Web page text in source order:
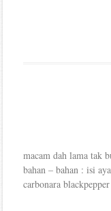
macam dah lama tak
bahan – bahan : isi
carbonara